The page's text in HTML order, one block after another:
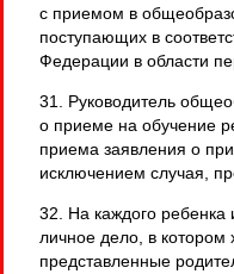
с приемом в
поступающих в
Федерации в области
31. Руководитель
о приеме на обучение
приема заявления о
исключением случая,
32. На каждого
личное дело, в котором
представленные